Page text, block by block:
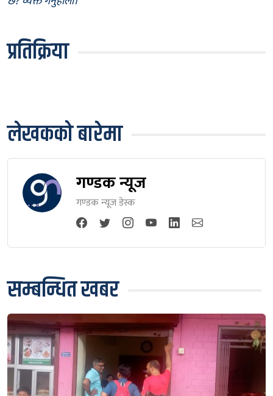
प्रतिक्रिया
लेखकको बारेमा
गण्डक न्यूज
गण्डक न्यूज डेस्क
सम्बन्धित खबर